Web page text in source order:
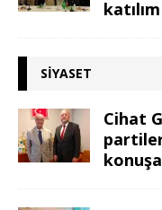
SIYASET
Cihat